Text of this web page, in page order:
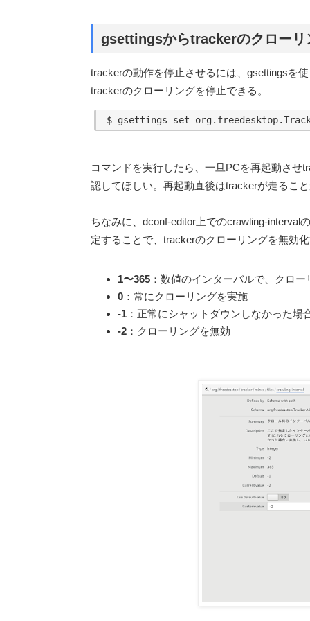
gsettingsからtrackerのクローリ
trackerの動作を停止させるには、gsettingsを
trackerのクローリングを停止できる。
コマンドを実行したら、一旦PCを再起動さ
認してほしい。再起動直後はtrackerが走るこ
ちなみに、dconf-editor上でのcrawling-interval
定することで、trackerのクローリングを無効
1〜365：数値のインターバルで、クロ
0：常にクローリングを実施
-1：正常にシャットダウンしなかった場
-2：クローリングを無効